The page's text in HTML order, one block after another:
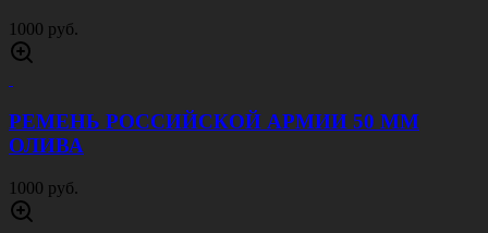
1000 руб.
РЕМЕНЬ РОССИЙСКОЙ АРМИИ 50 ММ
ОЛИВА
1000 руб.